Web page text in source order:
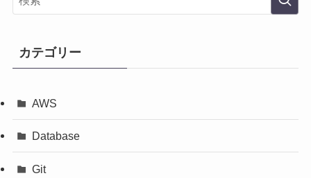
カテゴリー
AWS
Database
Git